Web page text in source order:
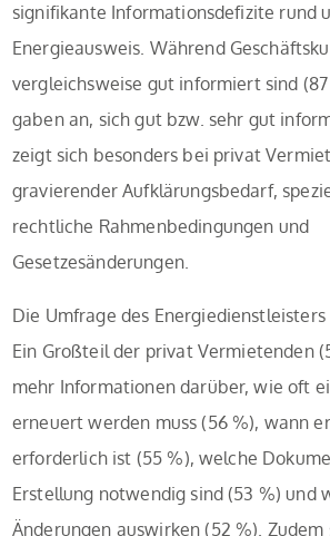
signifikante Informationsdefizite rund
Energieausweis. Während
vergleichsweise gut informiert sind
gaben an, sich gut bzw. sehr gut
zeigt sich besonders bei privat
gravierender Aufklärungsbedarf,
rechtliche Rahmenbedingungen und
Gesetzesänderungen.
Die Umfrage des
Ein Großteil der privat Vermietenden
mehr Informationen darüber, wie oft
erneuert werden muss (56 %), wann
erforderlich ist (55 %), welche
Erstellung notwendig sind (53 %) und
Änderungen auswirken (52 %).